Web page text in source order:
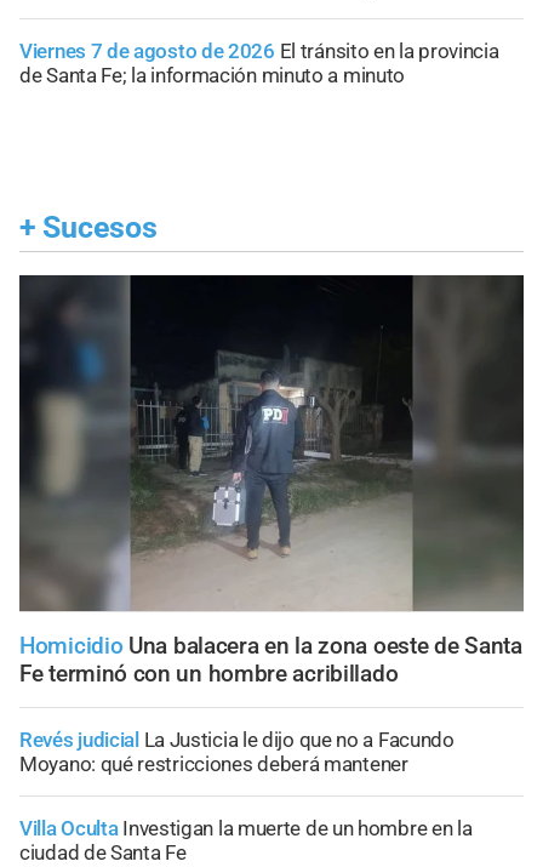
Viernes 7 de agosto de 2026 El tránsito en la provincia
de Santa Fe; la información minuto a minuto
+ Sucesos
Homicidio Una balacera en la zona oeste de Santa
Fe terminó con un hombre acribillado
Revés judicial La Justicia le dijo que no a Facundo
Moyano: qué restricciones deberá mantener
Villa Oculta Investigan la muerte de un hombre en la
ciudad de Santa Fe